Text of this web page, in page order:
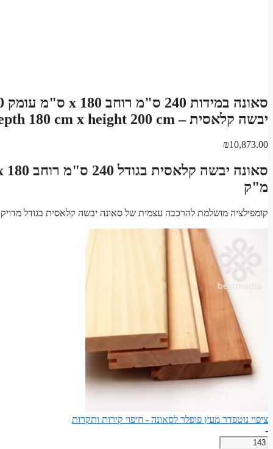
יבשה קלאסית – Sauna width 240 cm x depth 180 cm x height 200 cm
₪10,873.00
מ"ק
קומפילציה מושלמת להרכבה עצמית של סאונה יבשה קלאסית בגודל מדויק.
ציפוי נוטפדר מעץ פופלר לסאונה - חיפוי קירות ותקרות
-
כמות